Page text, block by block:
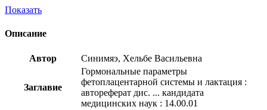
Показать
Описание
Автор Синимяэ, Хельбе Васильевна
Заглавие
Гормональные параметры
фетоплацентарной системы и лактация :
автореферат дис. ... кандидата
медицинских наук : 14.00.01